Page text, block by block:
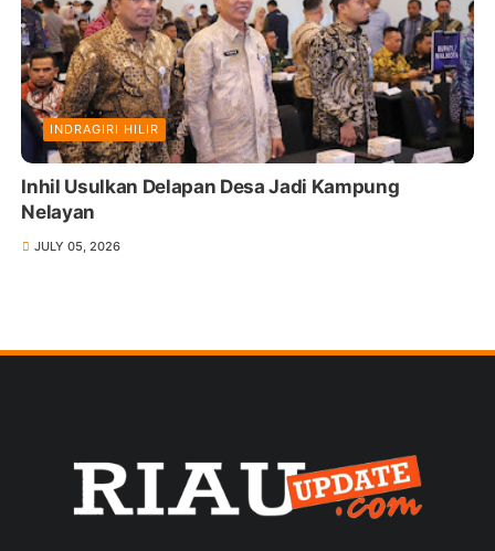
INDRAGIRI HILIR
Inhil Usulkan Delapan Desa Jadi Kampung
Nelayan
JULY 05, 2026